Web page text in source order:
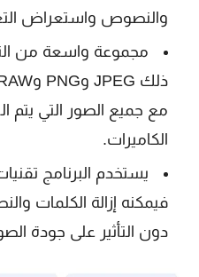
والنصوص واستعراض
مجموعة واسعة من
مع جميع الصور التي يتم
الكاميرات.
يستخدم البرنامج
فيمكنه إزالة الكلمات
دون التأثير على جودة